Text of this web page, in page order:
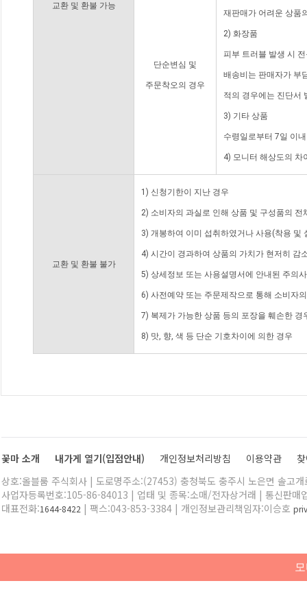
교환 및 환불 가능
단순변심 및
주문착오의 경우
재판매가 어려운 상품
2) 화장품
피부 트러블 발생 시
배송비는 판매자가 부
적의 경우에는 진단서
3) 기타 상품
수령일로부터 7일 이
4) 모니터 해상도의 차
교환 및 환불 불가
1) 신청기한이 지난 경우
2) 소비자의 과실로 인해 상품 및 구성품의
3) 개봉하여 이미 섭취하였거나 사용(착용 및
4) 시간이 경과하여 상품의 가치가 현저히 감
5) 상세정보 또는 사용설명서에 안내된 주의
6) 사전예약 또는 주문제작으로 통해 소비자
7) 복제가 가능한 상품 등의 포장을 훼손한 경
8) 맛, 향, 색 등 단순 기호차이에 의한 경우
꽃마 소개 내가게 열기(입점안내) 개인정보처리방침 이용약관
상호:올블룸 주식회사 | 도로명주소:(27453) 충청북도 충주시 노은면 솔고
사업자등록번호:105-86-84013 | 업태 및 종목:소매/전자상거래 | 통신판매
대표전화:1644-8422 | 팩스:043-853-3384 | 개인정보관리책임자:이승호